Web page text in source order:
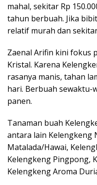
mahal, sekitar Rp
tahun berbuah. Jika
relatif murah dan
Zaenal Arifin kini fokus
Kristal. Karena
rasanya manis, tahan
hari. Berbuah sewaktu-
panen.
Tanaman buah
antara lain Kelengkeng
Matalada/Hawai,
Kelengkeng Pingpong,
Kelengkeng Aroma